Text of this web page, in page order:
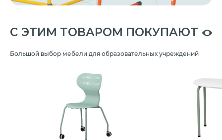
C ЭТИМ ТОВАРОМ ПОКУПАЮТ
Большой выбор мебели для образовательных учреждений